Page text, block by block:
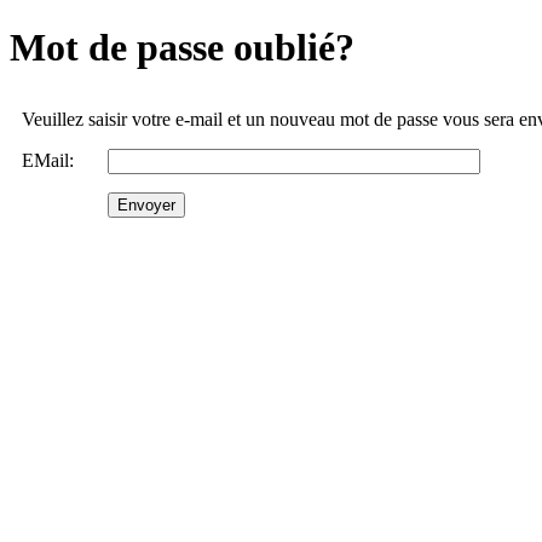
Mot de passe oublié?
Veuillez saisir votre e-mail et un nouveau mot de passe vous sera
EMail: